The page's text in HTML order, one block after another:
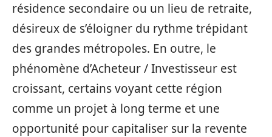
résidence secondaire ou un lieu de retraite,
désireux de s’éloigner du rythme trépidant
des grandes métropoles. En outre, le
phénomène d’Acheteur / Investisseur est
croissant, certains voyant cette région
comme un projet à long terme et une
opportunité pour capitaliser sur la revente